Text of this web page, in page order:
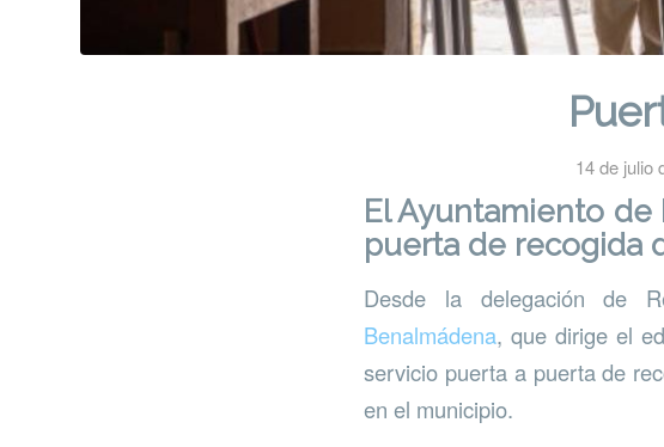
14 de julio
El Ayuntamiento
puerta de recogida
Desde la delegación de
Benalmádena, que dirige el
servicio puerta a puerta de
en el municipio.